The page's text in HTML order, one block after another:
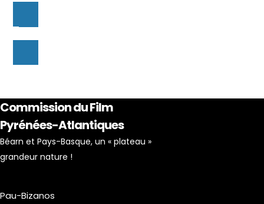
Commission du Film
Pyrénées-Atlantiques
Béarn et Pays-Basque, un « plateau »
grandeur nature !
Pau-Bizanos